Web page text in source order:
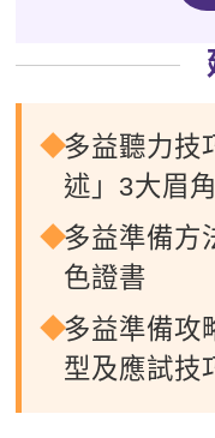
多益聽力技
述」3大眉角
多益準備方
色證書
多益準備攻
型及應試技